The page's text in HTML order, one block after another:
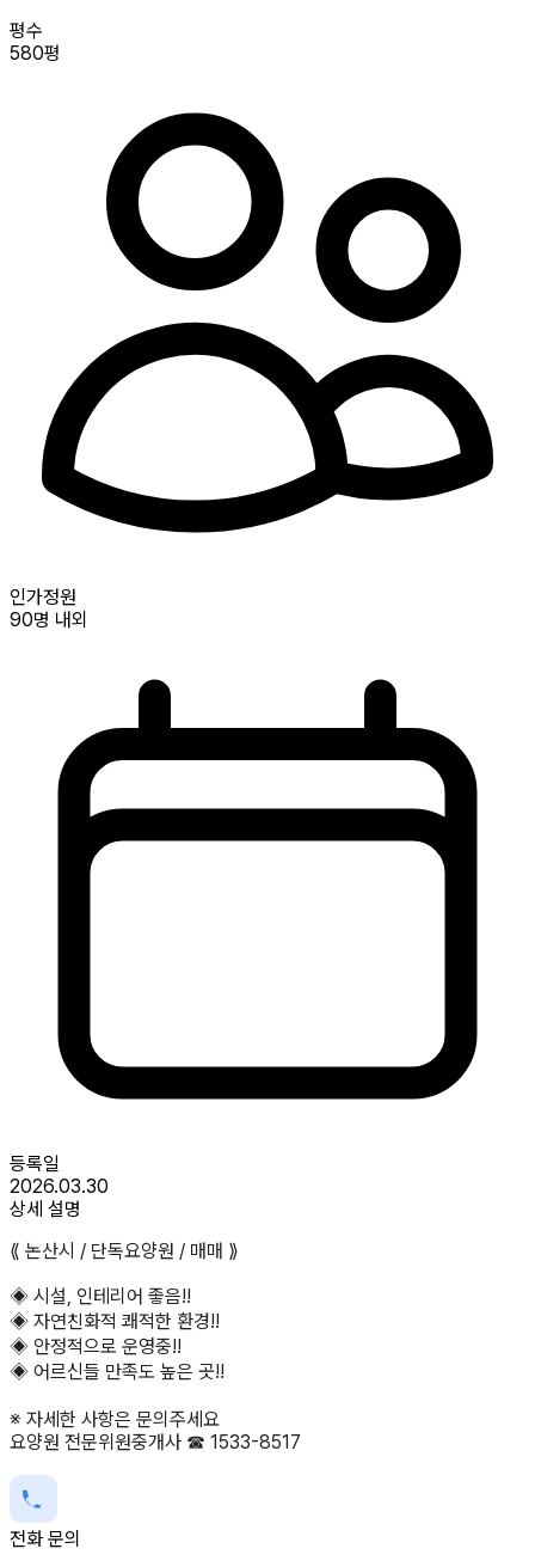
평수
580평
인가정원
90명 내외
등록일
2026.03.30
상세 설명
⟪ 논산시 / 단독요양원 / 매매 ⟫
◈ 시설, 인테리어 좋음!!
◈ 자연친화적 쾌적한 환경!!
◈ 안정적으로 운영중!!
◈ 어르신들 만족도 높은 곳!!
※ 자세한 사항은 문의주세요
요양원 전문위원중개사 ☎ 1533-8517
전화 문의